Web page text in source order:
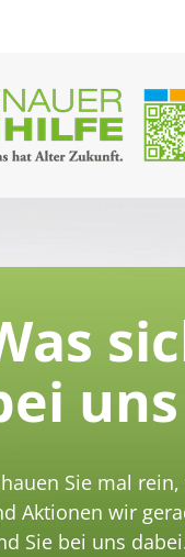
Sie mal
Aktionen wir
Sie bei uns